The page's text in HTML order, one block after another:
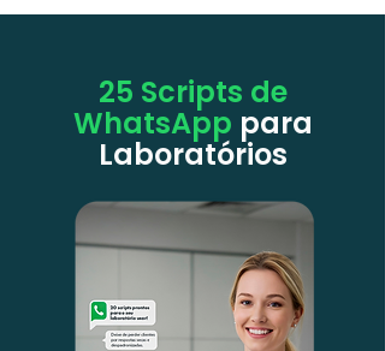
25 Scripts de
WhatsApp para
Laboratórios